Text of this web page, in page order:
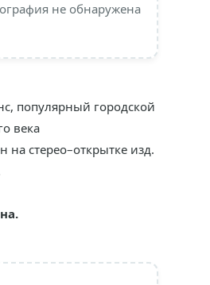
не обнаружена
популярный городской
века
на стерео–открытке изд.